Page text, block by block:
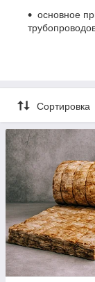
основное
группа
Сортировка